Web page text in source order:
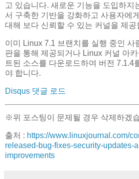
고 있습니다. 새로운 기능을 도입하지
서 구축한 기반을 강화하고 사용자에
대해 보다 신뢰할 수 있는 커널을 제공
이미 Linux 7.1 브랜치를 실행 중인 사
판을 통해 제공되거나 Linux 커널 아카
트된 소스를 다운로드하여 버전 7.1.4
야 합니다.
Disqus 댓글 로드
※위 포스팅이 문제될 경우 삭제하겠
출처 : https://www.linuxjournal.com/
released-bug-fixes-security-updates-
improvements